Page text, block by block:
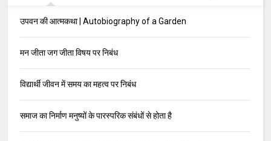
उपवन की आत्मकथा | Autobiography of a Garden
मन जीता जग जीता विषय पर निबंध
विद्यार्थी जीवन में समय का महत्व पर निबंध
समाज का निर्माण मनुष्यों के पारस्परिक संबंधों से होता है